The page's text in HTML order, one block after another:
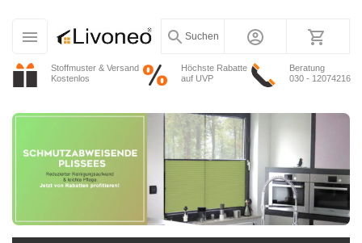
Stoffmuster & Versand
Kostenlos
Höchste Rabatte
auf UVP
Beratung
030 - 12074216
Suchen